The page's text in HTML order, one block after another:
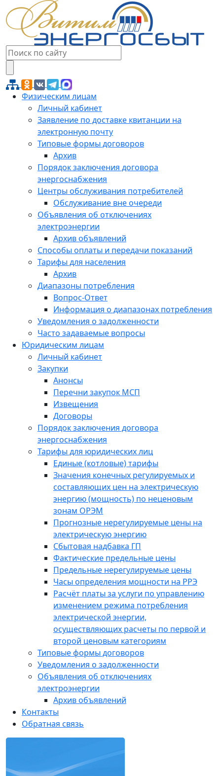
Физическим лицам
Личный кабинет
Заявление по доставке квитанции на
электронную почту
Типовые формы договоров
Архив
Порядок заключения договора
энергоснабжения
Центры обслуживания потребителей
Обслуживание вне очереди
Объявления об отключениях
электроэнергии
Архив объявлений
Способы оплаты и передачи показаний
Тарифы для населения
Архив
Диапазоны потребления
Вопрос-Ответ
Информация о диапазонах потребления
Уведомления о задолженности
Часто задаваемые вопросы
Юридическим лицам
Личный кабинет
Закупки
Анонсы
Перечни закупок МСП
Извещения
Договоры
Порядок заключения договора
энергоснабжения
Тарифы для юридических лиц
Единые (котловые) тарифы
Значения конечных регулируемых и
составляющих цен на электрическую
энергию (мощность) по неценовым
зонам ОРЭМ
Прогнозные нерегулируемые цены на
электрическую энергию
Сбытовая надбавка ГП
Фактические предельные цены
Предельные нерегулируемые цены
Часы определения мощности на РРЭ
Расчёт платы за услуги по управлению
изменением режима потребления
электрической энергии,
осуществляющих расчеты по первой и
второй ценовым категориям
Типовые формы договоров
Уведомления о задолженности
Объявления об отключениях
электроэнергии
Архив объявлений
Контакты
Обратная связь